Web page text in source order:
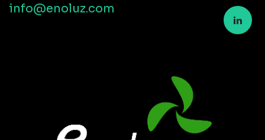
info@enoluz.com